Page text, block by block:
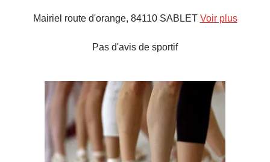
Mairiel route d'orange, 84110 SABLET Voir plus
Pas d'avis de sportif